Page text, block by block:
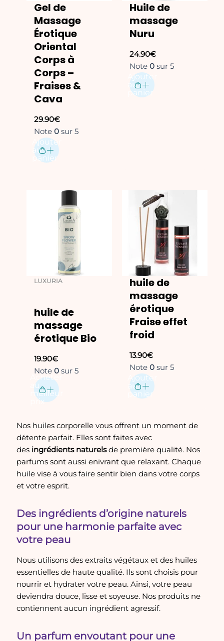
Gel de
Massage
Érotique
Oriental
Corps à
Corps –
Fraises &
Cava
29.90€
Note0 sur 5
Ajouter
au
panier
Huile de
massage
Nuru
24.90€
Note 0 sur 5
Ajouter
au
panier
LUXURIA
huile de
massage
érotique Bio
19.90€
Note0 sur 5
Acheter
au
meilleur
prix
produit
plusieurs
variations.
options
peuvent
sur
la
page
produit
huile de
massage
érotique
Fraise effet
froid
13.90€
Note 0 sur 5
Ajouter
au
panier
Nos huiles corporelle vous offrent un moment de
détente parfait. Elles sont faites avec
des ingrédients naturelsde première qualité. Nos
parfums sont aussi enivrant que relaxant. Chaque
huile vise à vous faire sentir bien dans votre corps
et votre esprit.
Des ingrédients d’origine naturels
pour une harmonie parfaite avec
votre peau
Nous utilisons des extraits végétaux et des huiles
essentielles de haute qualité. Ils sont choisis pour
nourrir et hydrater votre peau. Ainsi, votre peau
deviendra douce, lisse et soyeuse. Nos produits ne
contiennent aucun ingrédient agressif.
Un parfum envoutant pour une